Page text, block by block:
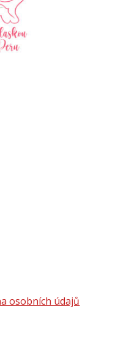
osobních údajů